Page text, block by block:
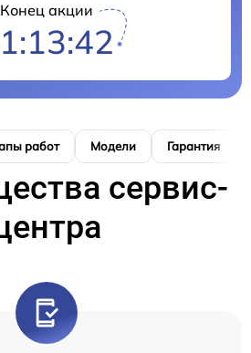
Конец акции
работ Модели Гарантия
сервис-